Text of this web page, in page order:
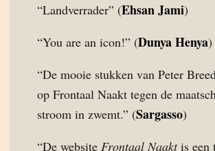
“Landverrader” (Ehsan Jami)
“You are an icon!” (Dunya Henya)
“De mooie stukken van Peter
op Frontaal Naakt tegen de
stroom in zwemt.” (Sargasso)
“De website Frontaal Naaktis een